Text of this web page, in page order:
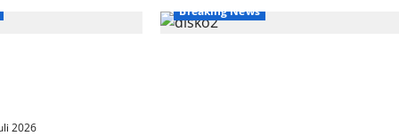
2026
Breaking News